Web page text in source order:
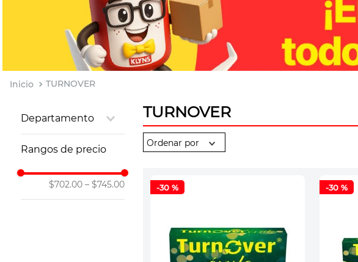
TURNOVER
Departamento
Rangos de precio
$702.00 – $745.00
TURNOVER
-30 % -30 %
shampoo
misoprostol
.
toallitas humedas
8.
pañales huggies
9.
ibuprofeno